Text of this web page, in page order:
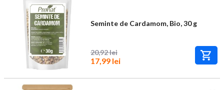
Seminte de Cardamom, Bio, 30 g
20,92 lei
17,99 lei